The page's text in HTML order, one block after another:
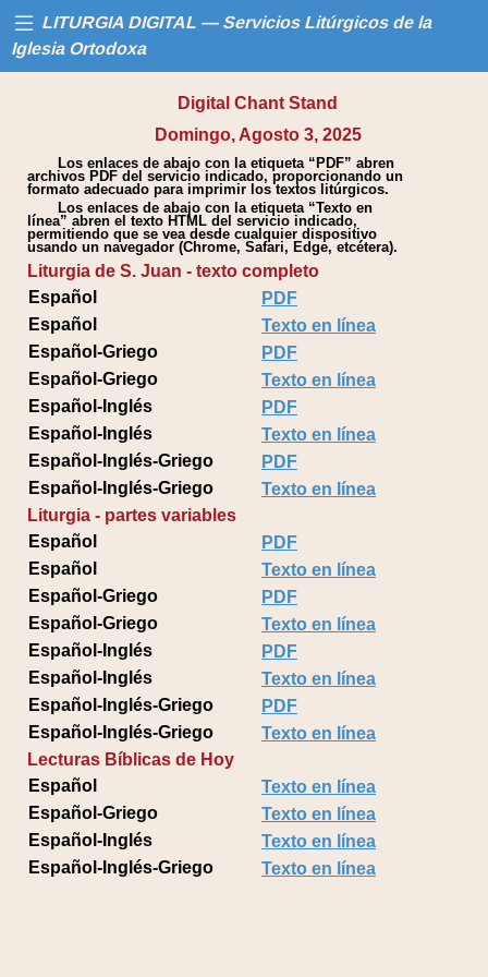
LITURGIA DIGITAL — Servicios Litúrgicos de la
Iglesia Ortodoxa
Libros
Calendario
Ayuda
Digital Chant Stand
Domingo, Agosto 3, 2025
Los enlaces de abajo con la etiqueta “PDF” abren
archivos PDF del servicio indicado, proporcionando un
formato adecuado para imprimir los textos litúrgicos.
Los enlaces de abajo con la etiqueta “Texto en
línea” abren el texto HTML del servicio indicado,
permitiendo que se vea desde cualquier dispositivo
usando un navegador (Chrome, Safari, Edge, etcétera).
Liturgia de S. Juan - texto completo
Español
PDF
Español
Texto en línea
Español-Griego
PDF
Español-Griego
Texto en línea
Español-Inglés
PDF
Español-Inglés
Texto en línea
Español-Inglés-Griego
PDF
Español-Inglés-Griego
Texto en línea
Liturgia - partes variables
Español
PDF
Español
Texto en línea
Español-Griego
PDF
Español-Griego
Texto en línea
Español-Inglés
PDF
Español-Inglés
Texto en línea
Español-Inglés-Griego
PDF
Español-Inglés-Griego
Texto en línea
Lecturas Bíblicas de Hoy
Español
Texto en línea
Español-Griego
Texto en línea
Español-Inglés
Texto en línea
Español-Inglés-Griego
Texto en línea